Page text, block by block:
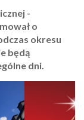
-
o
okresu
będą
dni.